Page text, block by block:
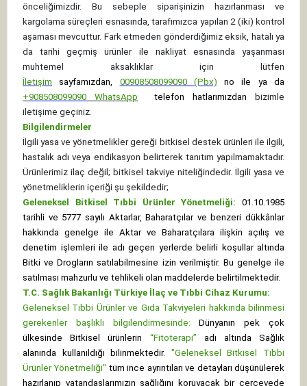
önceliğimizdir. Bu sebeple siparişinizin hazırlanması ve
kargolama süreçleri esnasında, tarafımızca yapılan 2 (iki) kontrol
aşaması mevcuttur. Fark etmeden gönderdiğimiz eksik, hatalı ya
da tarihi geçmiş ürünler ile nakliyat esnasında yaşanması
muhtemel aksaklıklar için lütfen
İletişim
sayfamızdan, 00908508099090 (Pbx) no ile ya da
+908508099090 WhatsApp telefon hatlarımızdan bizimle
iletişime geçiniz.
Bilgilendirmeler
İlgili yasa ve yönetmelikler gereği bitkisel destek ürünleri ile ilgili,
hastalık adı veya endikasyon belirterek tanıtım yapılmamaktadır.
Ürünlerimiz ilaç değil; bitkisel takviye niteliğindedir. İlgili yasa ve
yönetmeliklerin içeriği şu şekildedir;
Geleneksel Bitkisel Tıbbi Ürünler Yönetmeliği: 01.10.1985
tarihli ve 5777 sayılı Aktarlar, Baharatçılar ve benzeri dükkânlar
hakkında genelge ile Aktar ve Baharatçılara ilişkin açılış ve
denetim işlemleri ile adı geçen yerlerde belirli koşullar altında
Bitki ve Drogların satılabilmesine izin verilmiştir. Bu genelge ile
satılması mahzurlu ve tehlikeli olan maddelerde belirtilmektedir.
T.C. Sağlık Bakanlığı Türkiye İlaç ve Tıbbi Cihaz Kurumu:
Geleneksel Tıbbi Ürünler ve Gıda Takviyeleri hakkında bilinmesi
gerekenler başlıklı bilgilendirmesinde:
Dünyanın pek çok
ülkesinde Bitkisel ürünlerin “Fitoterapi” adı altında Sağlık
alanında kullanıldığı bilinmektedir. "Geleneksel Bitkisel Tıbbi
Ürünler Yönetmeliği" tüm ince ayrıntıları ve detayları düşünülerek
hazırlanıp vatandaşlarımızın sağlığını koruyacak bir çerçevede